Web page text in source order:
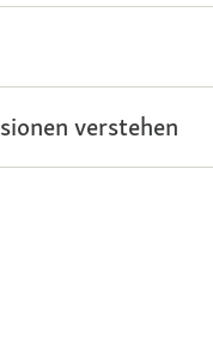
verstehen